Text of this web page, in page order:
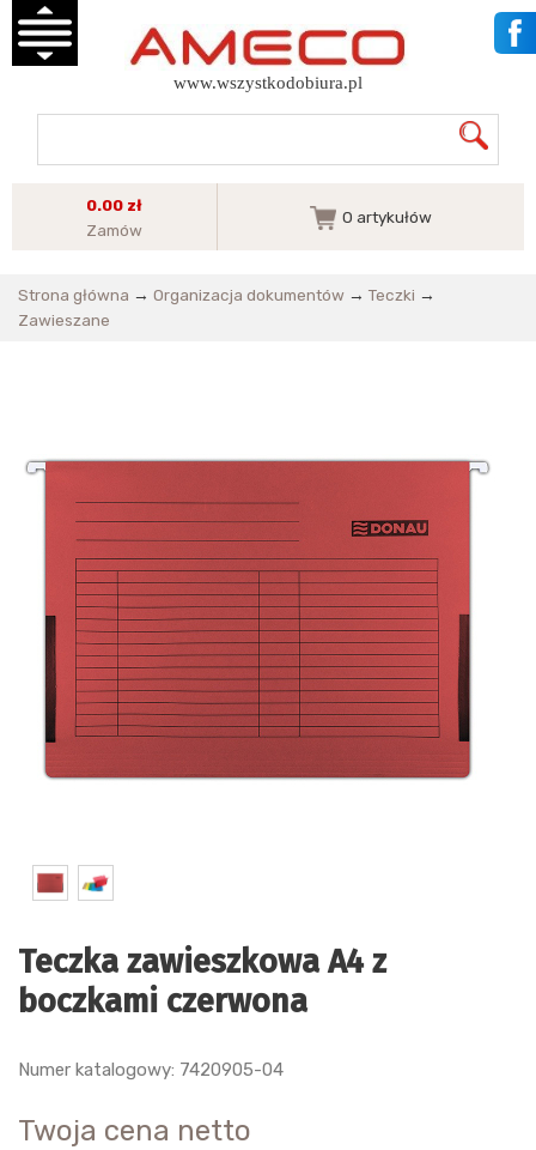
www.wszystkodobiura.pl
0.00 zł
Zamów
0 artykułów
Strona główna → Organizacja dokumentów → Teczki →
Zawieszane
Teczka zawieszkowa A4 z
boczkami czerwona
Numer katalogowy: 7420905-04
Twoja cena netto